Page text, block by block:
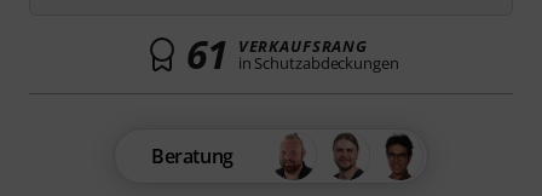
61 VERKAUFSRANG
in Schutzabdeckungen
Beratung